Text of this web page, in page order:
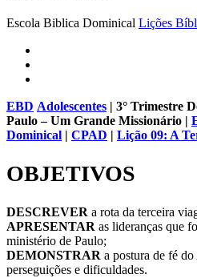
Escola Biblica Dominical Lições
EBD Adolescentes | 3° Trimestre
Paulo – Um Grande Missionário |
Dominical | CPAD | Lição 09: A
OBJETIVOS
DESCREVER a rota da terceira
APRESENTAR as lideranças que
ministério de Paulo;
DEMONSTRAR a postura de fé
perseguições e dificuldades.